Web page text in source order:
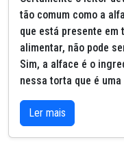
tão comum como a
que está presente em
alimentar, não pode
Sim, a alface é o
nessa torta que é uma
Ler mais